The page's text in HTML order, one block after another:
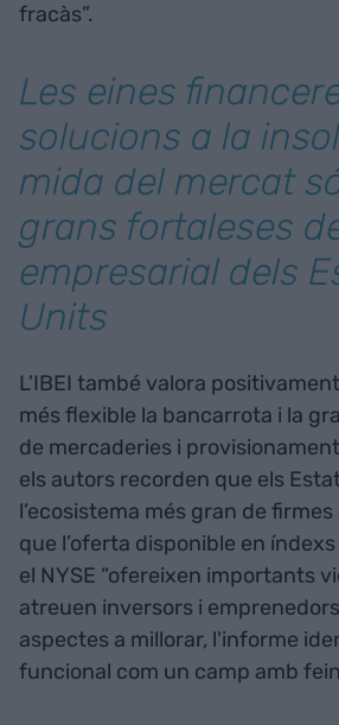
fracàs”.
Les eines
solucions a la
mida del mercat
grans fortaleses
empresarial dels
Units
L’IBEI també valora
més flexible la bancarrota i la
de mercaderies i
els autors recorden que els
l’ecosistema més gran de
que l’oferta disponible en índexs
el NYSE “ofereixen importants
atreuen inversors i
aspectes a millorar, l'informe
funcional com un camp amb